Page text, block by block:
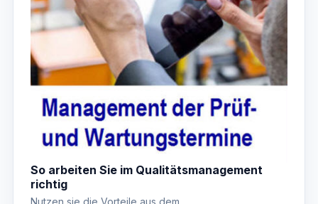
So arbeiten Sie im Qualitätsmanagement
richtig
Nutzen sie die Vorteile aus dem